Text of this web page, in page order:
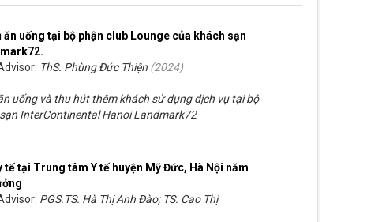
uống tại bộ phận club Lounge của khách sạn
ThS. Phùng Đức Thiện (2024)
uống và thu hút thêm khách sử dụng dịch vụ tại bộ
InterContinental Hanoi Landmark72
tại Trung tâm Y tế huyện Mỹ Đức, Hà Nội năm
PGS.TS. Hà Thị Anh Đào; TS. Cao Thị